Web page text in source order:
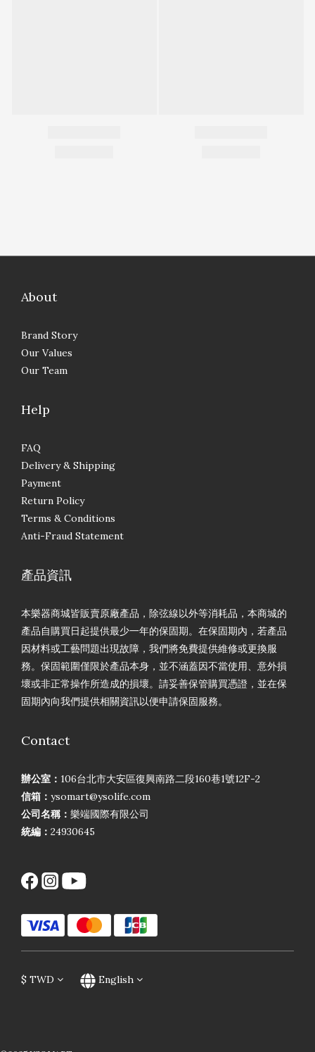
About
Brand Story
Our Values
Our Team
Help
FAQ
Delivery & Shipping
Payment
Return Policy
Terms & Conditions
Anti-Fraud Statement
產品資訊
本樂器商城皆販賣原廠產品，除弦線以外等消耗品，本商城的
產品自購買日起提供最少一年的保固期。在保固期內，若產品
因材料或工藝問題出現故障，我們將免費提供維修或更換服
務。保固範圍僅限於產品本身，並不涵蓋因不當使用、意外損
壞或非正常操作所造成的損壞。請妥善保管購買憑證，並在保
固期內向我們提供相關資訊以便申請保固服務。
Contact
辦公室： 106台北市大安區復興南路二段160巷1號12F-2
信箱： ysomart@ysolife.com
公司名稱： 樂端國際有限公司
統編： 24930645
$ TWD English